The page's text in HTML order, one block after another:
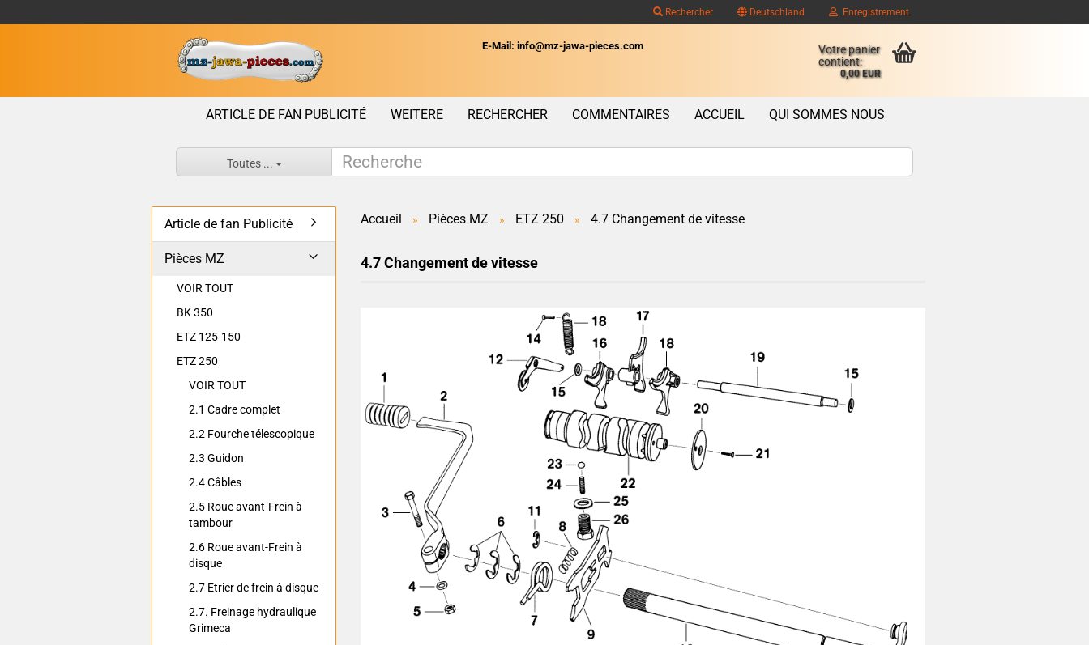
Rechercher Deutschland
Wohnort
Enregistrement
E-Mail: info@mz-jawa-pieces.com
Votre panier
contient:
0,00 EUR
ARTICLE DE FAN PUBLICITÉ RECHERCHER COMMENTAIRES ACCUEIL QUI SOMMES NOUS
WEITERE
Toutes ...
Accueil » Pièces MZ » ETZ 250 » 4.7 Changement de vitesse
4.7 Changement de vitesse
Article de fan Publicité
Pièces MZ
VOIR TOUT
BK 350
ETZ 125-150
ETZ 250
VOIR TOUT
2.1 Cadre complet
2.2 Fourche télescopique
2.3 Guidon
2.4 Câbles
2.5 Roue avant-Frein à
tambour
2.6 Roue avant-Frein à
disque
2.7 Etrier de frein à disque
2.7. Freinage hydraulique
Grimeca